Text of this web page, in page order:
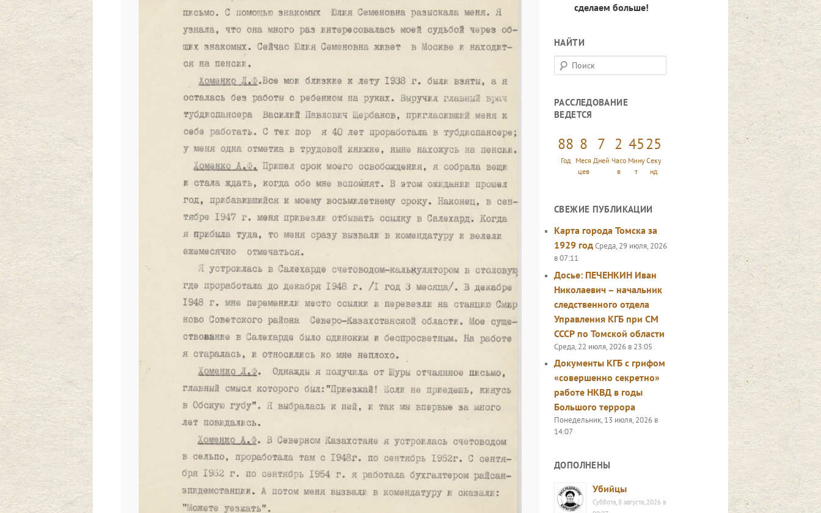
сделаем больше!
НАЙТИ
П
о
с
к
РАССЛЕДОВАНИЕ
ВЕДЕТСЯ
88
Год
8
Меся
цев
7
Дней
2
Часо
в
45
Мину
т
27
Секу
нд
СВЕЖИЕ ПУБЛИКАЦИИ
Карта города Томска за
1929 годСреда, 29 июля, 2026
в 07:11
Досье: ПЕЧЕНКИН Иван
Николаевич – начальник
следственного отдела
Управления КГБ при СМ
СССР по Томской области
Среда, 22 июля, 2026 в 23:05
Документы КГБ с грифом
«совершенно секретно»
работе НКВД в годы
Большого террора
Понедельник, 13 июля, 2026 в
14:07
ДОПОЛНЕНЫ
Убийцы
Суббота, 8 августа, 2026 в